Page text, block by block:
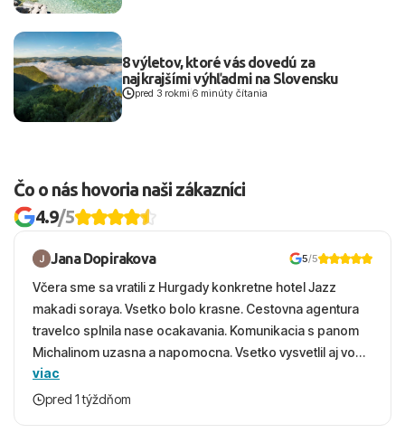
8 výletov, ktoré vás dovedú za
najkrajšími výhľadmi na Slovensku
pred 3 rokmi 6 minúty čítania
Čo o nás hovoria naši zákazníci
4.9/5
Jana Dopirakova 5/5
Včera sme sa vratili z Hurgady konkretne hotel Jazz
makadi soraya. Vsetko bolo krasne. Cestovna agentura
travelco splnila nase ocakavania. Komunikacia s panom
Michalinom uzasna a napomocna. Vsetko vysvetlil aj vo
vecernych hodinach zaco sa ospravedlnujem. Hotel
krasny, cisty. Sluzby top. Strava, prostredie, more,
viac
pred 1 týždňom